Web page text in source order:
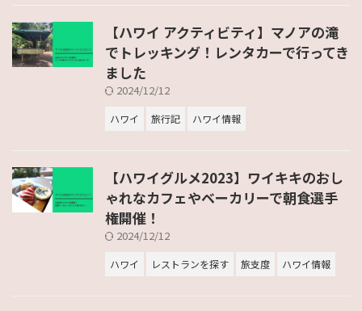
【ハワイ アクティビティ】マノアの滝
でトレッキング！レンタカーで行ってき
ました
2024/12/12
ハワイ 旅行記 ハワイ情報
【ハワイグルメ2023】ワイキキのおし
ゃれなカフェやベーカリーで朝食選手
権開催！
2024/12/12
ハワイ レストランを探す 旅支度 ハワイ情報